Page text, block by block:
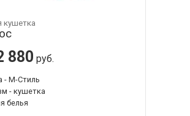
кушетка
880 руб.
- М-Стиль
- кушетка
белья